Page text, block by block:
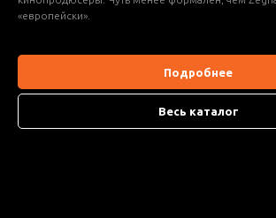
«европейски».
Подробнее
Весь каталог